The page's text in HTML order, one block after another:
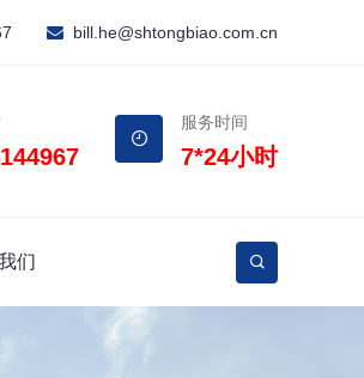
bill.he@shtongbiao.com.cn
服务时间
7*24小时
们